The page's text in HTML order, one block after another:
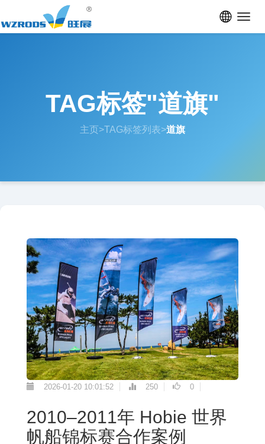
TAG标签"道旗"
主页>TAG标签列表>道旗
2026-01-20 10:01:52 250 0
2010–2011年 Hobie 世界
帆船锦标赛合作案例